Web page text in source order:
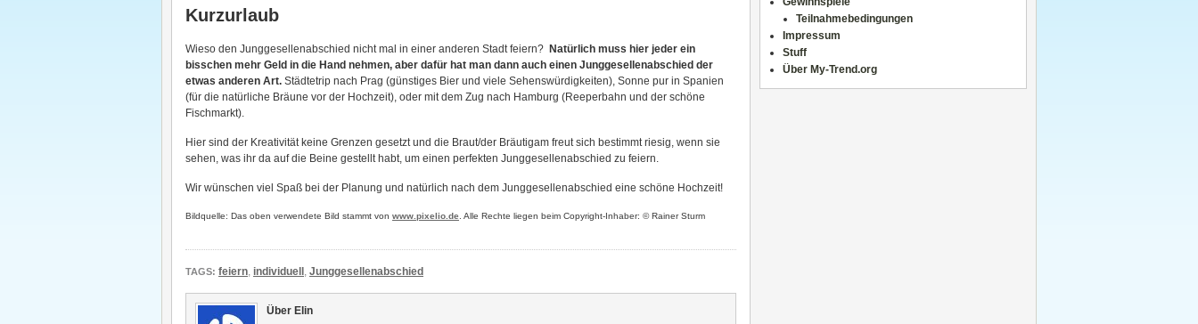
Kurzurlaub
Wieso den Junggesellenabschied nicht mal in einer anderen Stadt feiern? Natürlich muss hier jeder ein
bisschen mehr Geld in die Hand nehmen, aber dafür hat man dann auch einen Junggesellenabschied der
etwas anderen Art. Städtetrip nach Prag (günstiges Bier und viele Sehenswürdigkeiten), Sonne pur in Spanien
(für die natürliche Bräune vor der Hochzeit), oder mit dem Zug nach Hamburg (Reeperbahn und der schöne
Fischmarkt).
Hier sind der Kreativität keine Grenzen gesetzt und die Braut/der Bräutigam freut sich bestimmt riesig, wenn sie
sehen, was ihr da auf die Beine gestellt habt, um einen perfekten Junggesellenabschied zu feiern.
Wir wünschen viel Spaß bei der Planung und natürlich nach dem Junggesellenabschied eine schöne Hochzeit!
Bildquelle: Das oben verwendete Bild stammt von www.pixelio.de . Alle Rechte liegen beim Copyright-Inhaber: © Rainer Sturm
TAGS: feiern, individuell , Junggesellenabschied
Über Elin
Teilnahmebedingungen
Impressum
Stuff
Über My-Trend.org